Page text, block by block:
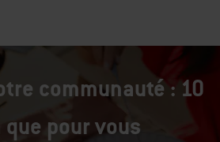
communauté : 10
que pour vous